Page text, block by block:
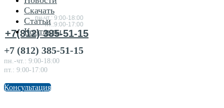
Консультация
по товарам
пн-чт.: 9:00-18:00
пт.:9:00-17:00
+7(812) 385-51-15
Скачать
Статьи
Контакты
+7 (812) 385-51-15
пн.-чт.: 9:00-18:00
пт.: 9:00-17:00
Консультация